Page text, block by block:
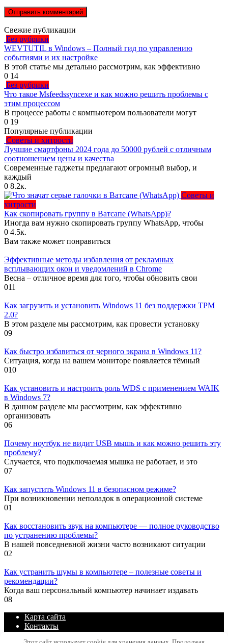
Свежие публикации
Без рубрики
WEVTUTIL в Windows – Полный гид по управлению
событиями и их настройке
В этой статье мы детально рассмотрим, как эффективно
0 14
Без рубрики
Что такое Msfeedssyncexe и как можно решить проблемы с
этим процессом
В процессе работы с компьютером пользователи могут
0 19
Популярные публикации
Советы и хитрости
Лучшие смартфоны 2024 года до 50000 рублей с отличным
соотношением цены и качества
Современные гаджеты предлагают огромный выбор, и
каждый
0 8.2к.
Советы и
хитрости
Как скопировать группу в Ватсапе (WhatsApp)?
Иногда вам нужно скопировать группу WhatsApp, чтобы
0 4.5к.
Вам также может понравиться
Эффективные методы избавления от рекламных
всплывающих окон и уведомлений в Chrome
Весна – отличное время для того, чтобы обновить свои
011
Как загрузить и установить Windows 11 без поддержки TPM
2.0?
В этом разделе мы рассмотрим, как провести установку
09
Как быстро избавиться от черного экрана в Windows 11?
Ситуация, когда на вашем мониторе появляется тёмный
010
Как установить и настроить роль WDS с применением WAIK
в Windows 7?
В данном разделе мы рассмотрим, как эффективно
организовать
06
Почему ноутбук не видит USB мышь и как можно решить эту
проблему?
Случается, что подключаемая мышка не работает, и это
07
Как запустить Windows 11 в безопасном режиме?
При возникновении неполадок в операционной системе
01
Как восстановить звук на компьютере — полное руководство
по устранению проблемы?
В нашей повседневной жизни часто возникают ситуации
02
Как устранить шумы в компьютере – полезные советы и
рекомендации?
Когда ваш персональный компьютер начинает издавать
08
Карта сайта
Контакты